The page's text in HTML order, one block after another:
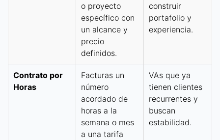
o proyecto
específico con
un alcance y
precio
definidos.
construir
portafolio y
experiencia.
Contrato por
Horas
Facturas un
número
acordado de
horas a la
semana o mes
a una tarifa
VAs que ya
tienen clientes
recurrentes y
buscan
estabilidad.